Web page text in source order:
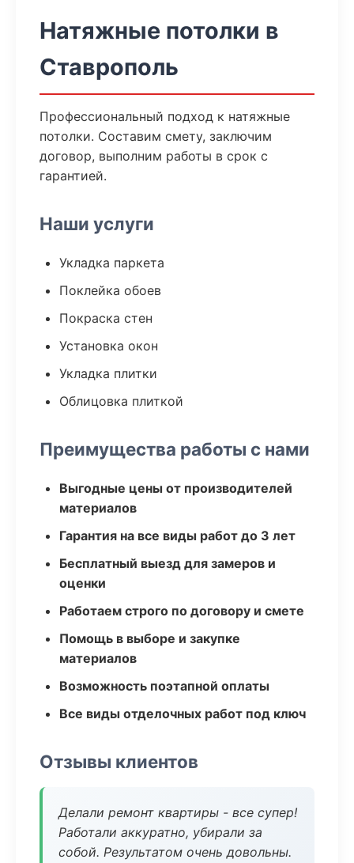
Натяжные потолки в
Ставрополь
Профессиональный подход к натяжные
потолки. Составим смету, заключим
договор, выполним работы в срок с
гарантией.
Наши услуги
Укладка паркета
Поклейка обоев
Покраска стен
Установка окон
Укладка плитки
Облицовка плиткой
Преимущества работы с нами
Выгодные цены от производителей
материалов
Гарантия на все виды работ до 3 лет
Бесплатный выезд для замеров и
оценки
Работаем строго по договору и смете
Помощь в выборе и закупке
материалов
Возможность поэтапной оплаты
Все виды отделочных работ под ключ
Отзывы клиентов
Делали ремонт квартиры - все супер!
Работали аккуратно, убирали за
собой. Результатом очень довольны.